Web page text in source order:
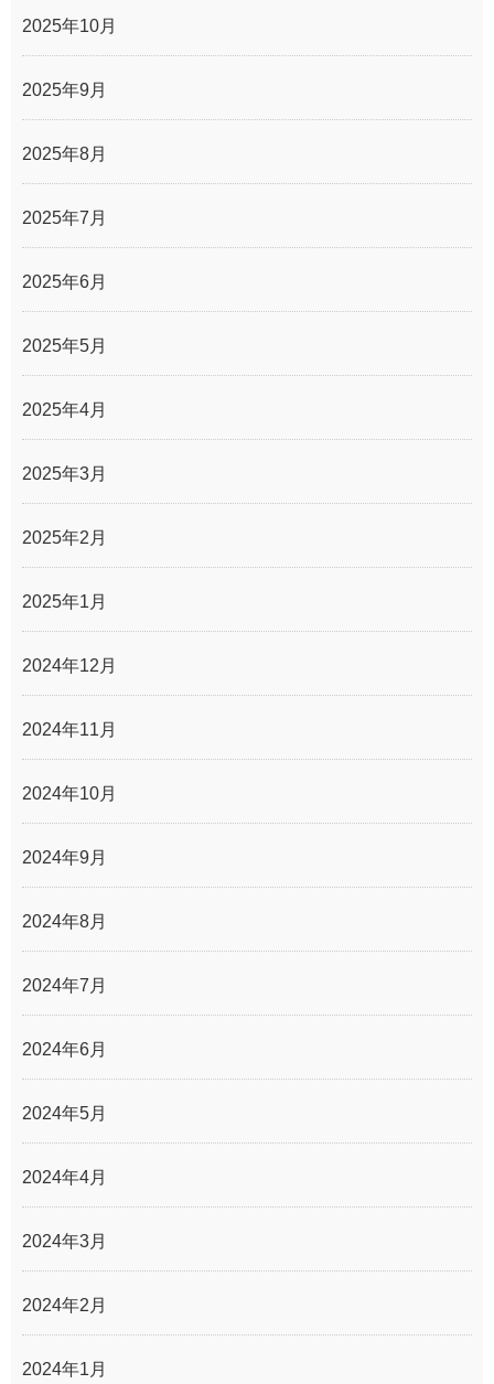
2025年10月
2025年9月
2025年8月
2025年7月
2025年6月
2025年5月
2025年4月
2025年3月
2025年2月
2025年1月
2024年12月
2024年11月
2024年10月
2024年9月
2024年8月
2024年7月
2024年6月
2024年5月
2024年4月
2024年3月
2024年2月
2024年1月